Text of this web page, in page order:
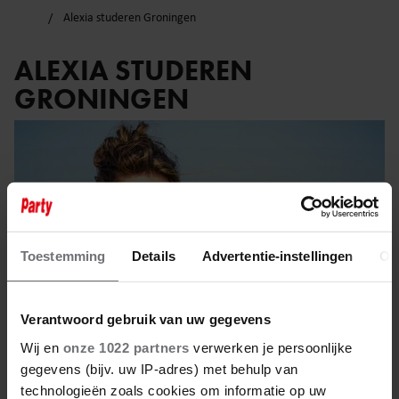
Toestemming Details Advertentie-instellingen
Verantwoord gebruik van uw gegevens
Wij en onze 1022 partners verwerken je persoonlijke
gegevens (bijv. uw IP-adres) met behulp van
technologieën zoals cookies om informatie op uw
Alexia studeren Groningen
ALEXIA STUDEREN
GRONINGEN